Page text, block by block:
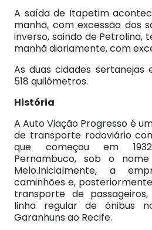
A saída de Itapetim
manhã, com excessão dos
inverso, saindo de Petrolina,
manhã diariamente, com
As duas cidades sertanejas
518 quilômetros.
História
A Auto Viação Progresso é
de transporte rodoviário
que começou em
Pernambuco, sob o
Melo.Inicialmente, a
caminhões e,
transporte de
linha regular de ônibus
Garanhuns ao Recife.